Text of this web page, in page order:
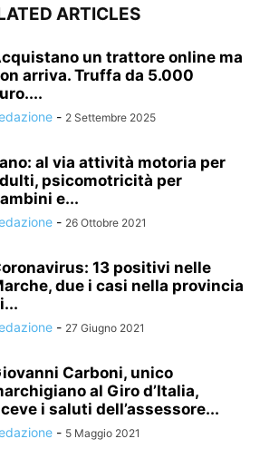
ARTICLES
un trattore online ma
arriva. Truffa da 5.000
- 2 Settembre 2025
al via attività motoria per
psicomotricità per
e...
- 26 Ottobre 2021
13 positivi nelle
due i casi nella provincia
- 27 Giugno 2021
Carboni, unico
al Giro d’Italia,
i saluti dell’assessore...
- 5 Maggio 2021